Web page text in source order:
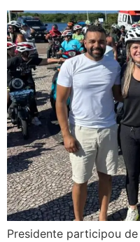
Presidente participou de